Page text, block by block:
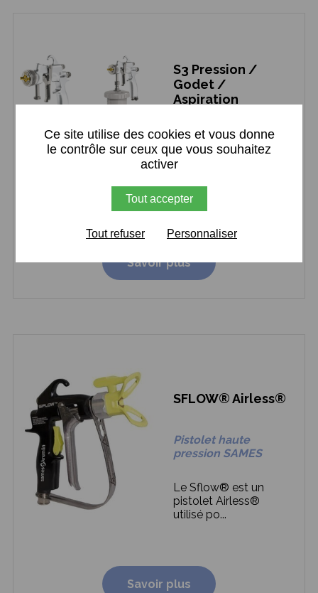
S3 Pression /
Godet /
Aspiration
Pistolets basse
pression Sames
Les pistolets de
peinture S3 sont
conçus pour...
Savoir plus
SFLOW® Airless®
Pistolet haute
pression SAMES
Le Sflow® est un
pistolet Airless®
utilisé po...
Savoir plus
Ce site utilise des cookies et vous donne
le contrôle sur ceux que vous souhaitez
activer
Tout accepter
Tout refuser Personnaliser